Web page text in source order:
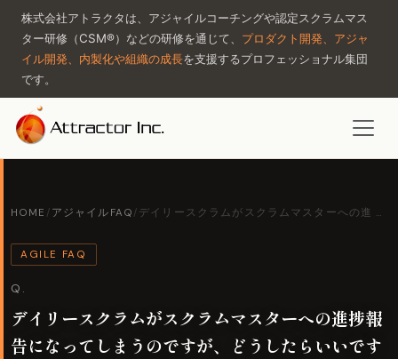
株式会社アトラクタは、アジャイルコーチングや認定スクラムマス
ター研修（CSM®）などの研修を通じて、 プロダクト開発、アジャ
イル開発、内製化や組織の成長を支援するプロフェッショナル集団
です。
HOME / アジャイルFAQ / デイリースクラムがスクラムマスターへの進 …
AGILE FAQ
Q.
デイリースクラムがスクラムマスターへの進捗報
告になってしまうのですが、どうしたらいいです